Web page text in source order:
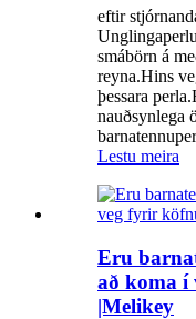
eftir
smábörn á
reyna.Hins
þessara
nauðsynlega
Lestu meira
Eru
að koma
|Melikey